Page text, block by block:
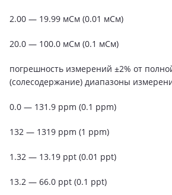
2.00 — 19.99 мСм (0.01 мСм)
20.0 — 100.0 мСм (0.1 мСм)
погрешность измерений ±2% от
(солесодержание) диапазоны
0.0 — 131.9 ppm (0.1 ppm)
132 — 1319 ppm (1 ppm)
1.32 — 13.19 ppt (0.01 ppt)
13.2 — 66.0 ppt (0.1 ppt)